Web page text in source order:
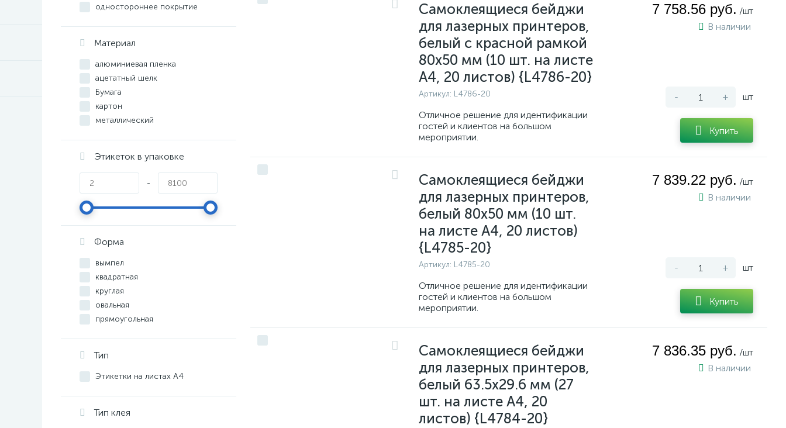
Серебристый, зеленая рамка
Серебристый, черная рамка
Серый
Серый, белый
Синий
Темно-серый
Чёрный
одностороннее покрытие
Материал
алюминиевая пленка
ацетатный шелк
Бумага
картон
металлический
пластик
полипропилен
полиэстер, пластик
Этикеток в упаковке
-
Форма
вымпел
квадратная
круглая
овальная
прямоугольная
Прямоугольные
Тип
Этикетки на листах А4
Тип клея
Самоклеящиеся бейджи
для лазерных принтеров,
белый с красной рамкой
80x50 мм (10 шт. на листе
A4, 20 листов) {L4786-20}
Артикул: L4786-20
Отличное решение для идентификации
гостей и клиентов на большом
мероприятии.
7 758.56 руб. /шт
В наличии
- + шт
Купить
Самоклеящиеся бейджи
для лазерных принтеров,
белый 80x50 мм (10 шт.
на листе A4, 20 листов)
{L4785-20}
Артикул: L4785-20
Отличное решение для идентификации
гостей и клиентов на большом
мероприятии.
7 839.22 руб. /шт
В наличии
- + шт
Купить
Самоклеящиеся бейджи
для лазерных принтеров,
белый 63.5x29.6 мм (27
шт. на листе A4, 20
листов) {L4784-20}
7 836.35 руб. /шт
В наличии